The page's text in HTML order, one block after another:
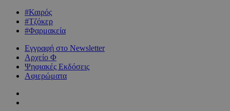
#Καιρός
#Τζόκερ
#Φαρμακεία
Εγγραφή στο Newsletter
Αρχείο Φ
Ψηφιακές Εκδόσεις
Αφιερώματα